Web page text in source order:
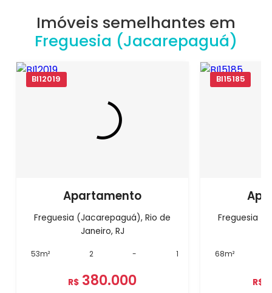
Imóveis semelhantes em
Freguesia (Jacarepaguá)
BI12019
Apartamento
Freguesia (Jacarepaguá), Rio de
Janeiro, RJ
53m² 2 - 1
R$ 380.000
BI15185
Freguesia
68m²
R$